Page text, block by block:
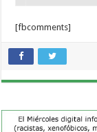
[fbcomments]